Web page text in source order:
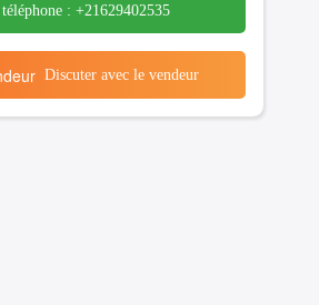
:+21629402535
Discuter avec le vendeur